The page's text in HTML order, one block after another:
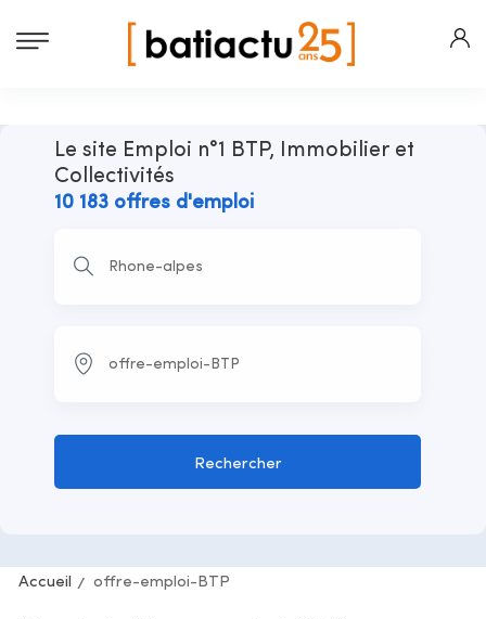
Le site Emploi n°1 BTP, Immobilier et
Collectivités
10 183 offres d'emploi
Rechercher
Accueil offre-emploi-BTP